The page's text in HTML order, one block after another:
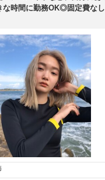
な時間に勤務OK◎固定費な